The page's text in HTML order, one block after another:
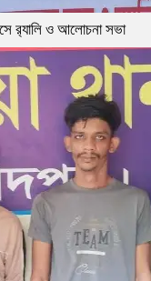
র‌্যালি ও আলোচনা সভা